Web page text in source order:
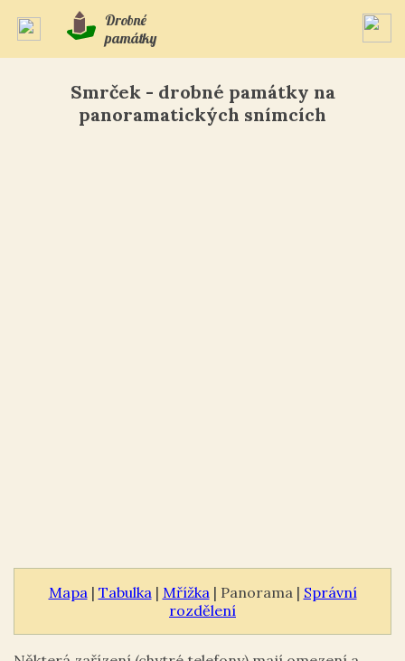
Drobné
památky
Smrček - drobné památky na
panoramatických snímcích
Mapa | Tabulka | Mřížka | Panorama | Správní
rozdělení